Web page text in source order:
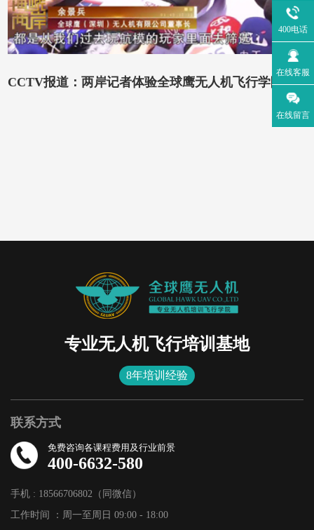
在线咨询
CCTV报道：两岸记者体验全球鹰无人机飞行学院
专业无人机飞行培训基地
8年培训经验
联系方式
免费咨询各课程费用及行业前景
400-6632-580
手机 : 18566706802（同微信）
工作时间 ：周一至周日 09:00 - 18:00
400电话
在线客服
在线留言